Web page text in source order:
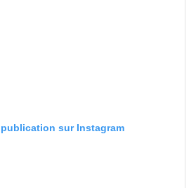
sur Instagram